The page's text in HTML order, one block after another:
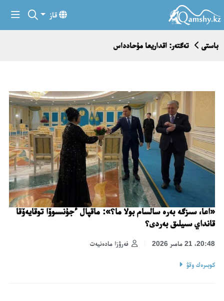
قاز
باستى تەگتەر: اقداريعا مۇحادداس
«اعا، سىزگە بەرە سالسام بولا ما؟»: ماقپال ءجۇنىسوۆا توقايەۆقا
قانداي سىيلىق بەردى؟
فەرۋزا مادەنيەت 20:48، 21 مامىر 2026
كوبىرەك وقۋ